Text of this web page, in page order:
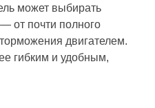
может выбирать
от почти полного
двигателем.
гибким и удобным,